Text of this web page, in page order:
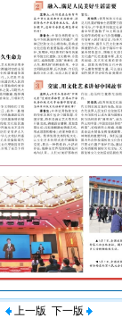
上一版 下一版